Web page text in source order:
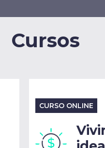
Cursos
CURSO ONLINE